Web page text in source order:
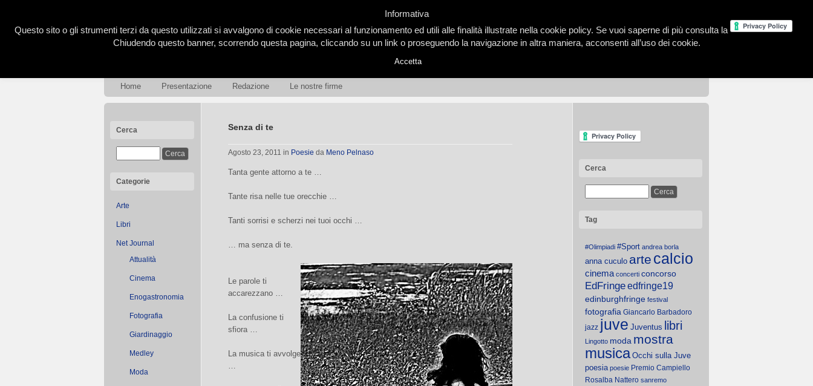
Home Presentazione Redazione Le nostre firme
Cerca
Categorie
Arte
Libri
Net Journal
Attualità
Cinema
Enogastronomia
Fotografia
Giardinaggio
Medley
Moda
Senza di te
Agosto 23, 2011 in Poesie da Meno Pelnaso
Tanta gente attorno a te …
Tante risa nelle tue orecchie …
Tanti sorrisi e scherzi nei tuoi occhi …
… ma senza di te.
Le parole ti
accarezzano …
La confusione ti
sfiora …
La musica ti avvolge
…
Cerca
Tag
#Olimpiadi #Sport andrea borla
anna cuculo arte calcio
cinema concerti concorso
EdFringeedfringe19
edinburghfringe festival
fotografia Giancarlo Barbadoro
jazz juve Juventus libri
Lingotto moda mostra
musica Occhi sulla Juve
poesia poesie Premio Campiello
Rosalba Nattero sanremo
Informativa
Questo sito o gli strumenti terzi da questo utilizzati si avvalgono di cookie necessari al funzionamento ed utili alle finalità illustrate nella cookie policy. Se vuoi saperne di più consulta la
Chiudendo questo banner, scorrendo questa pagina, cliccando su un link o proseguendo la navigazione in altra maniera, acconsenti all’uso dei cookie.
Accetta